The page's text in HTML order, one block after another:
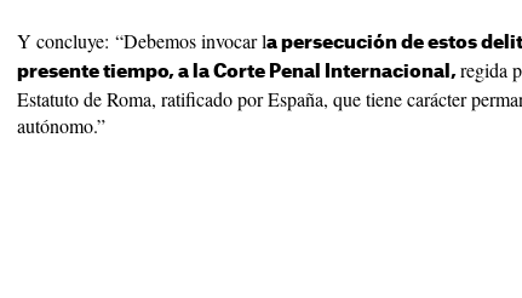
Y concluye: “Debemos invocar la persecución de estos
presente tiempo, a la Corte Penal Internacional, regida
Estatuto de Roma, ratificado por España, que tiene carácter
autónomo.”